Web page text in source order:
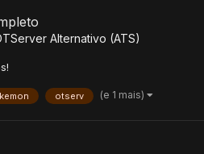
Alternativo (ATS)
otserv (e 1 mais)